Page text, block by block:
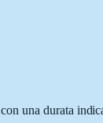
con una durata